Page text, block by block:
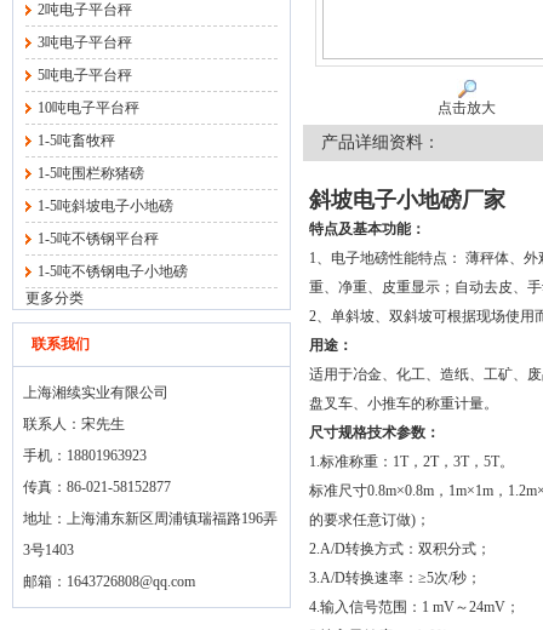
2吨电子平台秤
3吨电子平台秤
5吨电子平台秤
10吨电子平台秤
1-5吨畜牧秤
1-5吨围栏称猪磅
1-5吨斜坡电子小地磅
1-5吨不锈钢平台秤
1-5吨不锈钢电子小地磅
更多分类
联系我们
上海湘续实业有限公司
联系人：宋先生
手机：18801963923
传真：86-021-58152877
地址：上海浦东新区周浦镇瑞福路196弄
3号1403
邮箱： 1643726808@qq.com
点击放大
产品详细资料：
斜坡电子小地磅厂家
特点及基本功能：
1、电子地磅性能特点： 薄秤体、
重、净重、皮重显示；自动去皮、
2、单斜坡、双斜坡可根据现场使用
用途：
适用于冶金、化工、造纸、工矿、
盘叉车、小推车的称重计量。
尺寸规格技术参数：
1.标准称重：1T，2T，3T，5T。
标准尺寸0.8m×0.8m，1m×1m，
的要求任意订做)；
2.A/D转换方式：双积分式；
3.A/D转换速率：≥5次/秒；
4.输入信号范围：1 mV～24mV；